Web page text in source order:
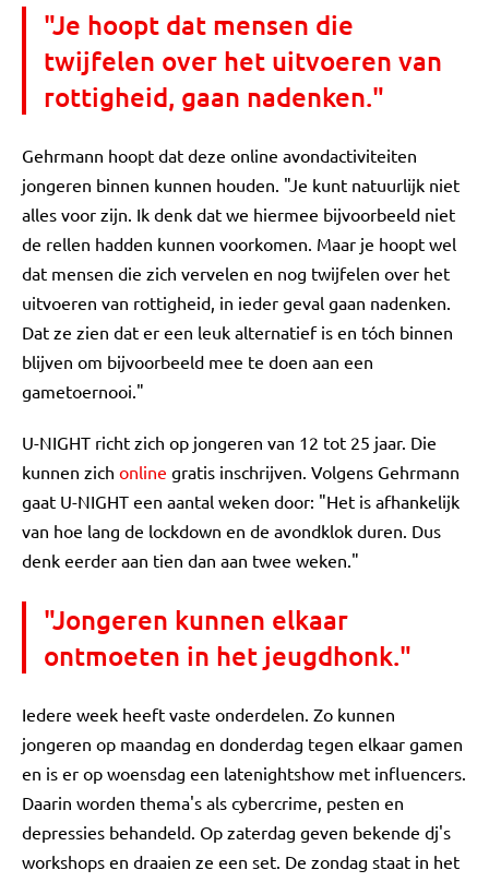
"Je hoopt dat mensen die
twijfelen over het uitvoeren van
rottigheid, gaan nadenken."
Gehrmann hoopt dat deze online avondactiviteiten
jongeren binnen kunnen houden. "Je kunt natuurlijk niet
alles voor zijn. Ik denk dat we hiermee bijvoorbeeld niet
de rellen hadden kunnen voorkomen. Maar je hoopt wel
dat mensen die zich vervelen en nog twijfelen over het
uitvoeren van rottigheid, in ieder geval gaan nadenken.
Dat ze zien dat er een leuk alternatief is en tóch binnen
blijven om bijvoorbeeld mee te doen aan een
gametoernooi."
U-NIGHT richt zich op jongeren van 12 tot 25 jaar. Die
kunnen zich online gratis inschrijven. Volgens Gehrmann
gaat U-NIGHT een aantal weken door: "Het is afhankelijk
van hoe lang de lockdown en de avondklok duren. Dus
denk eerder aan tien dan aan twee weken."
"Jongeren kunnen elkaar
ontmoeten in het jeugdhonk."
Iedere week heeft vaste onderdelen. Zo kunnen
jongeren op maandag en donderdag tegen elkaar gamen
en is er op woensdag een latenightshow met influencers.
Daarin worden thema's als cybercrime, pesten en
depressies behandeld. Op zaterdag geven bekende dj's
workshops en draaien ze een set. De zondag staat in het